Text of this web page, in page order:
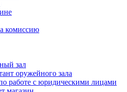
комиссию
зал
оружейного зала
работе с юридическими лицами